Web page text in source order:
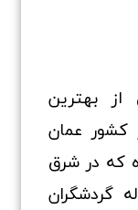
بهترین
کشور عمان
که در شرق
گردشگران